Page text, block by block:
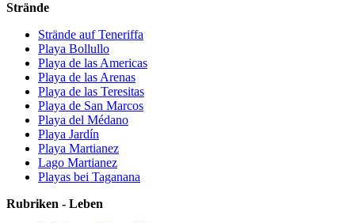
Strände
Strände auf Teneriffa
Playa Bollullo
Playa de las Americas
Playa de las Arenas
Playa de las Teresitas
Playa de San Marcos
Playa del Médano
Playa Jardín
Playa Martianez
Lago Martianez
Playas bei Taganana
Rubriken - Leben